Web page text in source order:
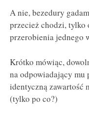
A nie, bezedury
przecież chodzi, tylko
przerobienia jednego
Krótko mówiąc,
na odpowiadający mu
identyczną zawartość
(tylko po co?)